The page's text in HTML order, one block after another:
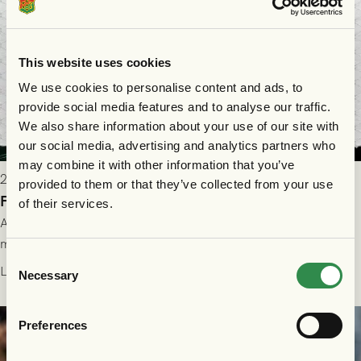
This website uses cookies
We use cookies to personalise content and ads, to
provide social media features and to analyse our traffic.
We also share information about your use of our site with
our social media, advertising and analytics partners who
may combine it with other information that you’ve
provided to them or that they’ve collected from your use
of their services.
Selection
Necessary
Preferences
2026-07-28 17:36
FC Nordsjælland borta: Biljettuthämtning
All information om hur du byter ditt värdebevis mot
matchbiljett på plats i Danmark, samt vad som gäller för dig
som står på reservlista eller fått förhinder.
Läs mer